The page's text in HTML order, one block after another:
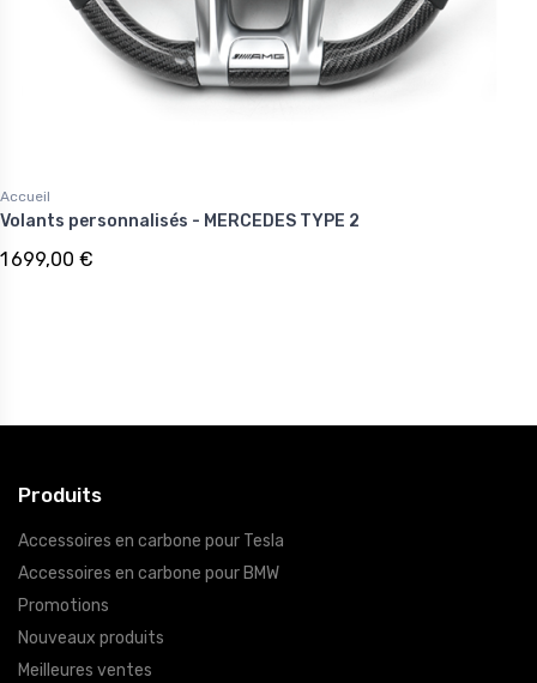
Accueil
Volants personnalisés - MERCEDES TYPE 2
1 699,00 €
Produits
Accessoires en carbone pour Tesla
Accessoires en carbone pour BMW
Promotions
Nouveaux produits
Meilleures ventes